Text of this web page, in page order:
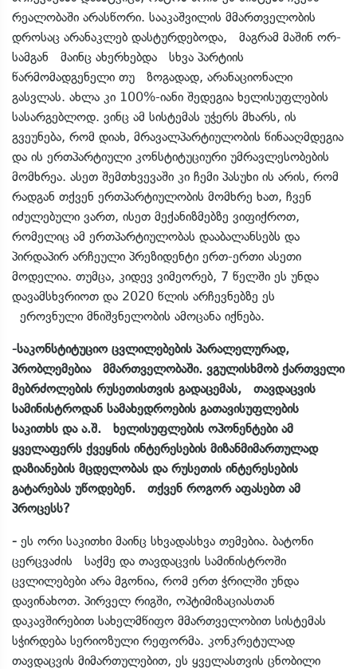
რეალობაში არასწორი. სააკაშვილის მმართველობის
დროსაც არანაკლებ დასტურდებოდა, მაგრამ მაშინ ორ-
სამგან მაინც ახერხებდა სხვა პარტიის
წარმომადგენელი თუ ზოგადად, არანაციონალი
გასვლას. ახლა კი 100%-იანი შედეგია ხელისუფლების
სასარგებლოდ. ვინც ამ სისტემას უჭერს მხარს, ის
გვეუნება, რომ დიახ, მრავალპარტიულობის წინააღმდეგია
და ის ერთპარტიული კონსტიტუციური უმრავლესობების
მომხრეა. ასეთ შემთხვევაში კი ჩემი პასუხი ის არის, რომ
რადგან თქვენ ერთპარტიულობის მომხრე ხათ, ჩვენ
იძულებული ვართ, ისეთ მექანიზმებზე ვიფიქროთ,
რომელიც ამ ერთპარტიულობას დააბალანსებს და
პირდაპირ არჩეული პრეზიდენტი ერთ-ერთი ასეთი
მოდელია. თუმცა, კიდევ ვიმეორებ, 7 წელში ეს უნდა
დავამსხვრიოთ და 2020 წლის არჩევნებზე ეს
ეროვნული მნიშვნელობის ამოცანა იქნება.
-საკონსტიტუციო ცვლილებების პარალელურად,
პრობლემებია მმართველობაში. ვგულისხმობ ქართველი
მებრძოლების რუსეთისთვის გადაცემას, თავდაცვის
სამინისტროდან სამახედროების გათავისუფლების
საკითხს და ა.შ. ხელისუფლების ოპონენტები ამ
ყველაფერს ქვეყნის ინტერესების მიზანმიმართულად
დაზიანების მცდელობას და რუსეთის ინტერესების
გატარებას უწოდებენ. თქვენ როგორ აფასებთ ამ
პროცესს?
- ეს ორი საკითხი მაინც სხვადასხვა თემებია. ბატონი
ცერცვაძის საქმე და თავდაცვის სამინისტროში
ცვლილებები არა მგონია, რომ ერთ ჭრილში უნდა
დავინახოთ. პირველ რიგში, ოპტიმიზაციასთან
დაკავშირებით სახელმწიფო მმართველობით სისტემას
სჭირდება სერიოზული რეფორმა. კონკრეტულად
თავდაცვის მიმართულებით, ეს ყველასთვის ცნობილი